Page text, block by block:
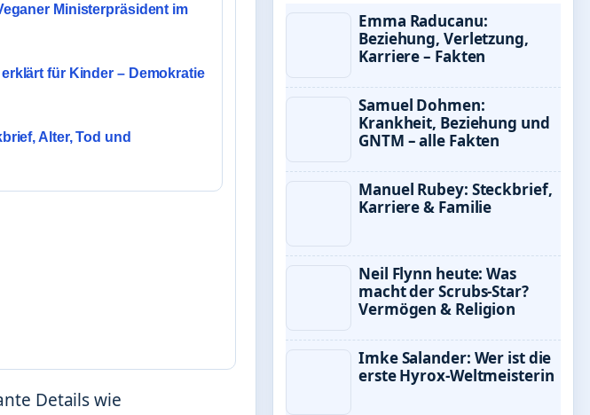
Ministerpräsident im
für Kinder – Demokratie
Alter, Tod und
Details wie
Emma Raducanu:
Beziehung, Verletzung,
Karriere – Fakten
Samuel Dohmen:
Krankheit, Beziehung und
GNTM – alle Fakten
Manuel Rubey: Steckbrief,
Karriere & Familie
Neil Flynn heute: Was
macht der Scrubs-Star?
Vermögen & Religion
Imke Salander: Wer ist die
erste Hyrox-Weltmeisterin